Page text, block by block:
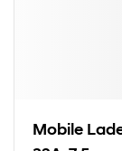
Mobile